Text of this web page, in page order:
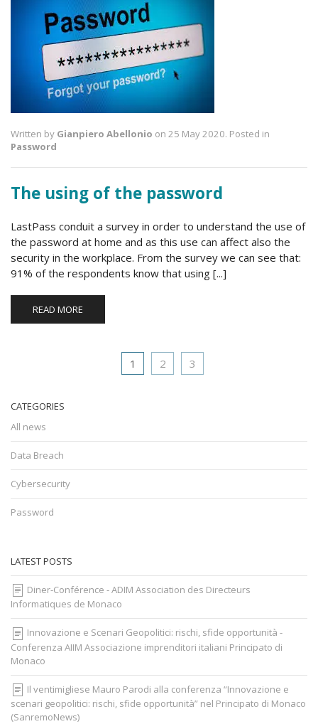
Written by Gianpiero Abellonio on 25 May 2020. Posted in
Password
The using of the password
LastPass conduit a survey in order to understand the use of
the password at home and as this use can affect also the
security in the workplace. From the survey we can see that:
91% of the respondents know that using [...]
READ MORE
1 2 3
CATEGORIES
All news
Data Breach
Cybersecurity
Password
LATEST POSTS
Diner-Conférence - ADIM Association des Directeurs
Informatiques de Monaco
Innovazione e Scenari Geopolitici: rischi, sfide opportunità -
Conferenza AIIM Associazione imprenditori italiani Principato di
Monaco
Il ventimigliese Mauro Parodi alla conferenza “Innovazione e
scenari geopolitici: rischi, sfide opportunità” nel Principato di Monaco
(SanremoNews)